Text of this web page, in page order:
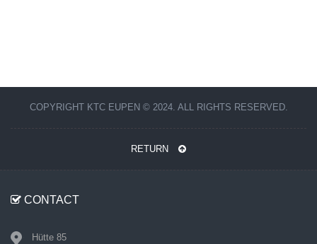
COPYRIGHT KTC EUPEN © 2024. ALL RIGHTS RESERVED.
RETURN
CONTACT
Hütte 85